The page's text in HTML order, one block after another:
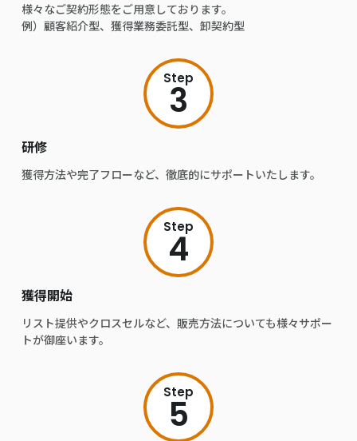
様々なご契約形態をご用意しております。
例）顧客紹介型、獲得業務委託型、卸契約型
Step
3
研修
獲得方法や完了フローなど、徹底的にサポートいたします。
Step
4
獲得開始
リスト提供やクロスセルなど、販売方法についても様々サポー
トが御座います。
Step
5